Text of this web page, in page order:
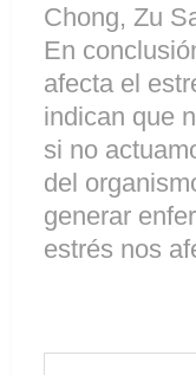
Chong, Zu
En
afecta el
indican que
si no
del
generar
estrés nos